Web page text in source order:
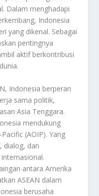
Dalam menghadapi
Indonesia
yang dikenal. Sebagai
pentingnya
aktif berkontribusi
Indonesia berperan
sama politik,
Asia Tenggara.
mendukung
(AOIP). Yang
dialog, dan
antara Amerika
ASEAN dalam
berusaha